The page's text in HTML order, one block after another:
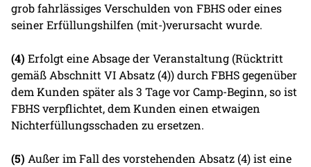
grob fahrlässiges Verschulden von FBHS oder eines
seiner Erfüllungshilfen (mit-)verursacht wurde.
(4) Erfolgt eine Absage der Veranstaltung (Rücktritt
gemäß Abschnitt VI Absatz (4)) durch FBHS gegenüber
dem Kunden später als 3 Tage vor Camp-Beginn, so ist
FBHS verpflichtet, dem Kunden einen etwaigen
Nichterfüllungsschaden zu ersetzen.
(5) Außer im Fall des vorstehenden Absatz (4) ist eine